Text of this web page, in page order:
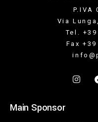
P.IVA
Via
Tel.
Fax
Main Sponsor